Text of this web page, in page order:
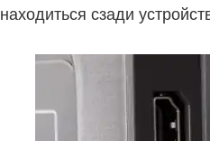
находиться сзади